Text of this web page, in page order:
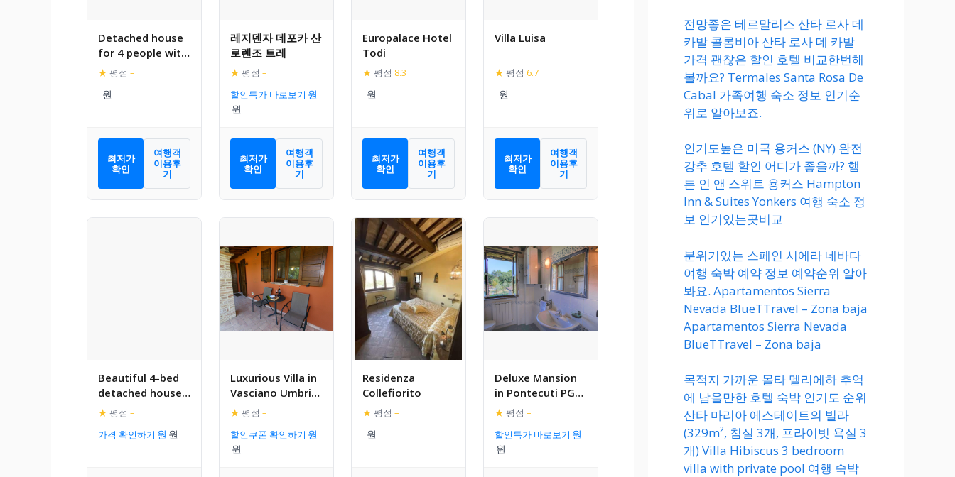
Detached house
for 4 people with
stunning views
★ 평점 –
최저가
확인
여행객
이용후
기
레지덴자 데포카 산
로렌조 트레
★ 평점 –
할인특가 바로보기
최저가
확인
여행객
이용후
기
Europalace Hotel
Todi
★ 평점 8.3
최저가
확인
여행객
이용후
기
Villa Luisa
★ 평점 6.7
최저가
확인
여행객
이용후
기
Beautiful 4-bed
detached house
in the middle of
★ 평점 –
가격 확인하기
Luxurious Villa in
Vasciano Umbria
with Private Pool
★ 평점 –
할인쿠폰 확인하기
Residenza
Collefiorito
★ 평점 –
Deluxe Mansion
in Pontecuti PG
with Swimming
★ 평점 –
할인특가 바로보기
전망좋은 테르말리스 산타 로사 데
카발 콜롬비아 산타 로사 데 카발
가격 괜찮은 할인 호텔 비교한번해
볼까요? Termales Santa Rosa De
Cabal 가족여행 숙소 정보 인기순
위로 알아보죠.
인기도높은 미국 용커스 (NY) 완전
강추 호텔 할인 어디가 좋을까? 햄
튼 인 앤 스위트 용커스 Hampton
Inn & Suites Yonkers 여행 숙소 정
보 인기있는곳비교
분위기있는 스페인 시에라 네바다
여행 숙박 예약 정보 예약순위 알아
봐요. Apartamentos Sierra
Nevada BlueTTravel – Zona baja
Apartamentos Sierra Nevada
BlueTTravel – Zona baja
목적지 가까운 몰타 멜리에하 추억
에 남을만한 호텔 숙박 인기도 순위
산타 마리아 에스테이트의 빌라
(329m², 침실 3개, 프라이빗 욕실 3
개) Villa Hibiscus 3 bedroom
villa with private pool 여행 숙박